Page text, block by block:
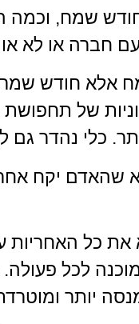
שמח, וכמה
עם חברה או לא
חודש
של תחפושת
כלי נהדר גם
שהאדם יקח
כל האחריות
לכל
יותר